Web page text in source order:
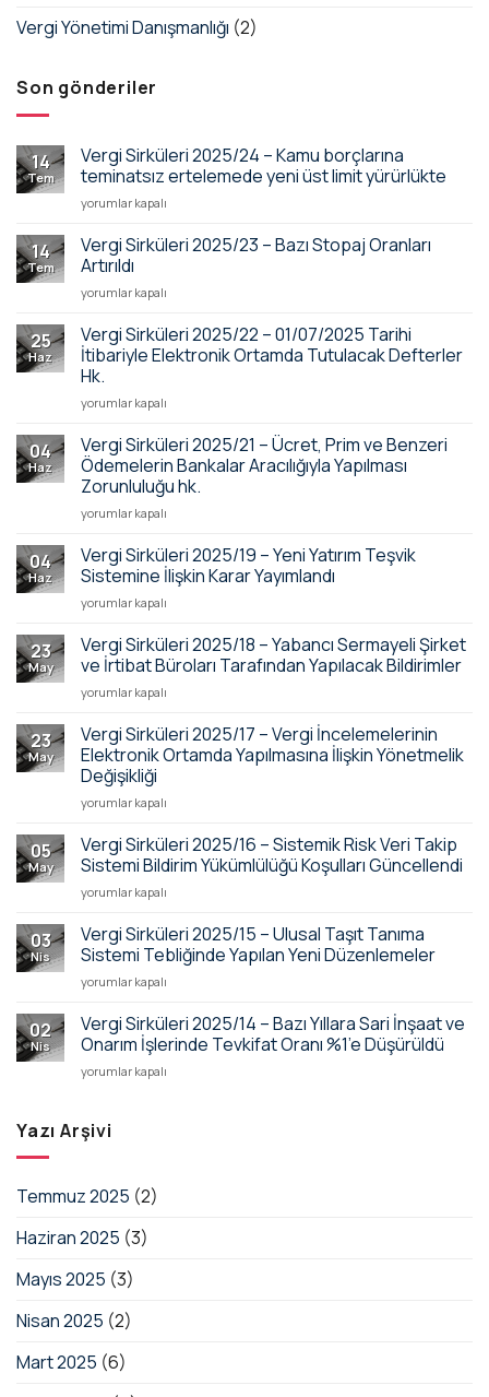
Vergi Yönetimi Danışmanlığı (2)
Son gönderiler
14
Tem
Vergi Sirküleri 2025/24 – Kamu borçlarına
teminatsız ertelemede yeni üst limit yürürlükte
Vergi
2025/24
–
Kamu
borçlarına
ertelemede
yeni
üst
limit
yürürlükte
yorumlar kapalı
14
Tem
Vergi Sirküleri 2025/23 – Bazı Stopaj Oranları
Artırıldı
Vergi
2025/23
–
Bazı
Stopaj
Oranları
için
yorumlar kapalı
25
Haz
Vergi Sirküleri 2025/22 – 01/07/2025 Tarihi
İtibariyle Elektronik Ortamda Tutulacak Defterler
Hk.
Vergi
2025/22
–
01/07/2025
Tarihi
İtibariyle
Ortamda
Tutulacak
Defterler
Hk.
yorumlar kapalı
04
Haz
Vergi Sirküleri 2025/21 – Ücret, Prim ve Benzeri
Ödemelerin Bankalar Aracılığıyla Yapılması
Zorunluluğu hk.
Vergi Sirküleri
–
Ücret,
Prim
ve
Ödemelerin
Bankalar
Yapılması
hk.
için
yorumlar kapalı
04
Haz
Vergi Sirküleri 2025/19 – Yeni Yatırım Teşvik
Sistemine İlişkin Karar Yayımlandı
Vergi Sirküleri 2025/19
Yeni
Yatırım
Teşvik
Sistemine
Karar
Yayımlandı
için
yorumlar kapalı
23
May
Vergi Sirküleri 2025/18 – Yabancı Sermayeli Şirket
ve İrtibat Büroları Tarafından Yapılacak Bildirimler
Vergi
2025/18
–
Yabancı
Sermayeli
Şirket
İrtibat
Büroları
Tarafından
Yapılacak
için
yorumlar kapalı
23
May
Vergi Sirküleri 2025/17 – Vergi İncelemelerinin
Elektronik Ortamda Yapılmasına İlişkin Yönetmelik
Değişikliği
Vergi Sirküleri
–
Vergi İncelemelerinin
Elektronik
Ortamda
İlişkin
Yönetmelik
için
yorumlar kapalı
05
May
Vergi Sirküleri 2025/16 – Sistemik Risk Veri Takip
Sistemi Bildirim Yükümlülüğü Koşulları Güncellendi
Vergi Sirküleri 2025/16
Sistemik
Risk
Veri
Takip
Bildirim
Yükümlülüğü
Güncellendi
yorumlar kapalı
03
Nis
Vergi Sirküleri 2025/15 – Ulusal Taşıt Tanıma
Sistemi Tebliğinde Yapılan Yeni Düzenlemeler
Vergi
2025/15
–
Ulusal
Taşıt
Tebliğinde
Yapılan
Düzenlemeler
için
yorumlar kapalı
02
Nis
Vergi Sirküleri 2025/14 – Bazı Yıllara Sari İnşaat ve
Onarım İşlerinde Tevkifat Oranı %1’e Düşürüldü
Vergi
–
Bazı
İnşaat
Onarım
Tevkifat
%1’e
Düşürüldü
yorumlar kapalı
Yazı Arşivi
Temmuz 2025 (2)
Haziran 2025 (3)
Mayıs 2025 (3)
Nisan 2025 (2)
Mart 2025 (6)